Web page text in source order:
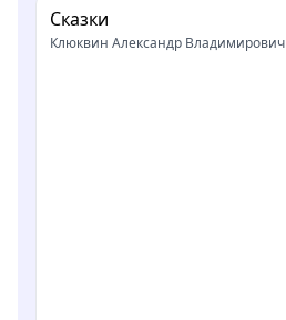
Сказки
Клюквин Александр Владимирович